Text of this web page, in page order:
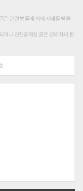
은 관련 법률에 의해 제재를 받을
거나 인신공격성 글은 관리자의 판